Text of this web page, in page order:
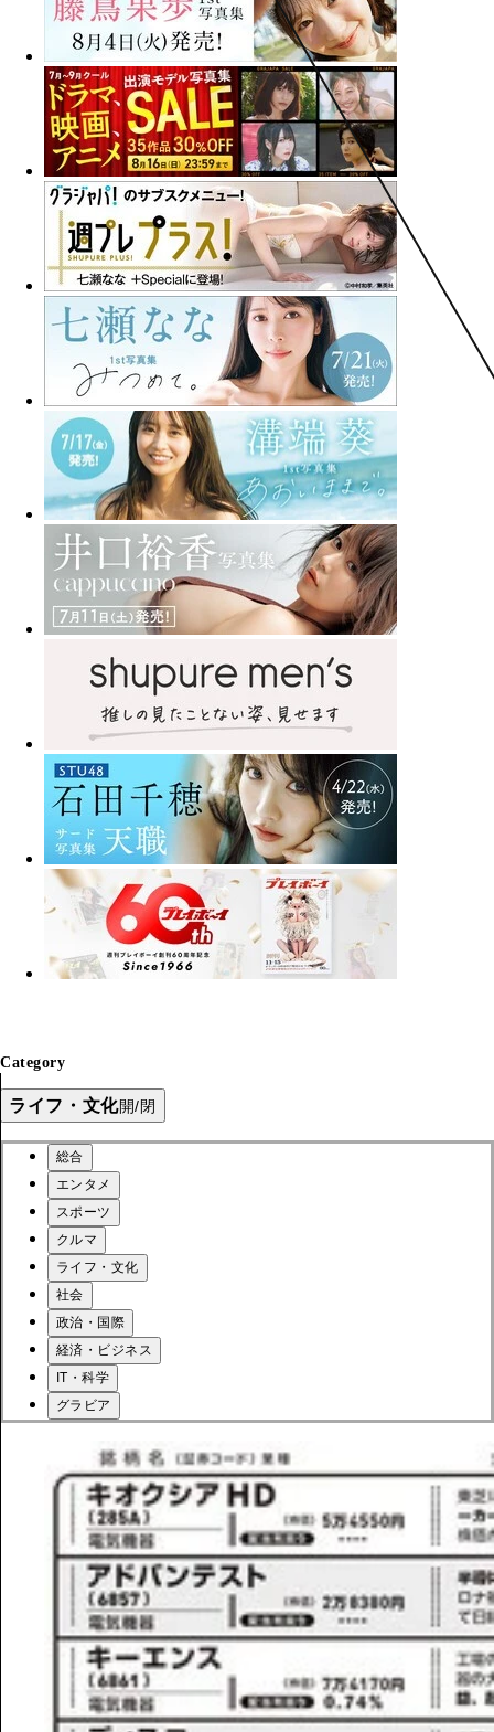
Category
ライフ・文化開/閉
総合
エンタメ
スポーツ
クルマ
ライフ・文化
社会
政治・国際
経済・ビジネス
IT・科学
グラビア